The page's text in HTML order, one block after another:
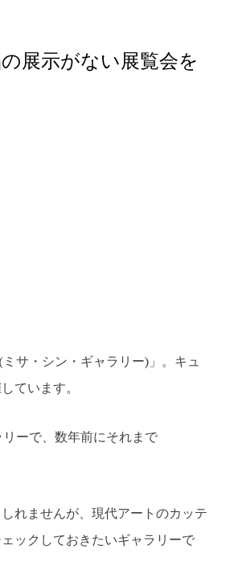
の展示がない展覧会を
サ・シン・ギャラリー)」。キュ
ています。
ーで、数年前にそれまで
れませんが、現代アートのカッテ
ックしておきたいギャラリーで